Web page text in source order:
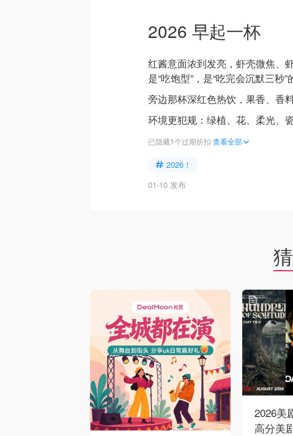
2026 早起一杯
红酱意面浓到发亮，虾壳微焦
是“吃饱型”，是“吃完会沉默三秒”
旁边那杯深红色热饮，果香、香
环境更犯规：绿植、花、柔光、
已隐藏1个过期折扣 查看全部
2026！
01-10 发布
2026美
高分美